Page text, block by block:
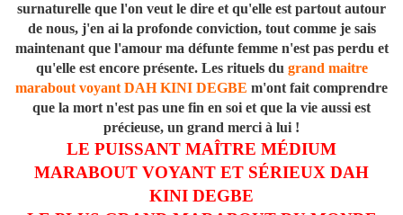
surnaturelle que l'on veut le dire et qu'elle est partout autour
de nous, j'en ai la profonde conviction, tout comme je sais
maintenant que l'amour ma défunte femme n'est pas perdu et
qu'elle est encore présente. Les rituels du grand maitre
marabout voyant DAH KINI DEGBE m'ont fait comprendre
que la mort n'est pas une fin en soi et que la vie aussi est
précieuse, un grand merci à lui !
LE PUISSANT MAÎTRE MÉDIUM
MARABOUT VOYANT ET SÉRIEUX DAH
KINI DEGBE